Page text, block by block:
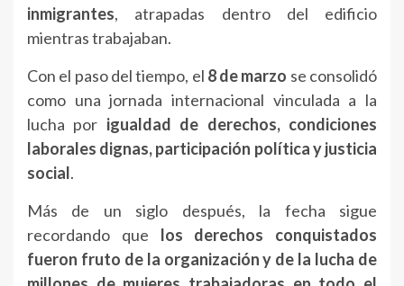
inmigrantes, atrapadas dentro del edificio
mientras trabajaban.
Con el paso del tiempo, el 8 de marzo se consolidó
como una jornada internacional vinculada a la
lucha por igualdad de derechos, condiciones
laborales dignas, participación política y justicia
social.
Más de un siglo después, la fecha sigue
recordando que los derechos conquistados
fueron fruto de la organización y de la lucha de